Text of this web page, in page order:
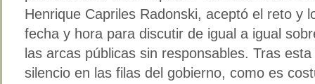
Henrique Capriles Radonski, aceptó el reto y
fecha y hora para discutir de igual a igual
las arcas públicas sin responsables. Tras
silencio en las filas del gobierno, como es